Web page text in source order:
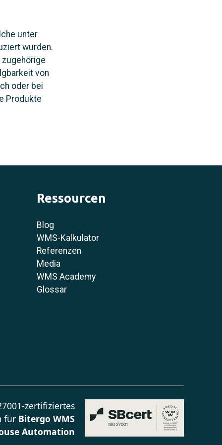
unter
wurden.
von
oder bei
Produkte
Ressourcen
Blog
WMS-Kalkulator
Referenzen
Media
WMS Academy
Glossar
zertifiziertes
für Bitergo WMS
Automation